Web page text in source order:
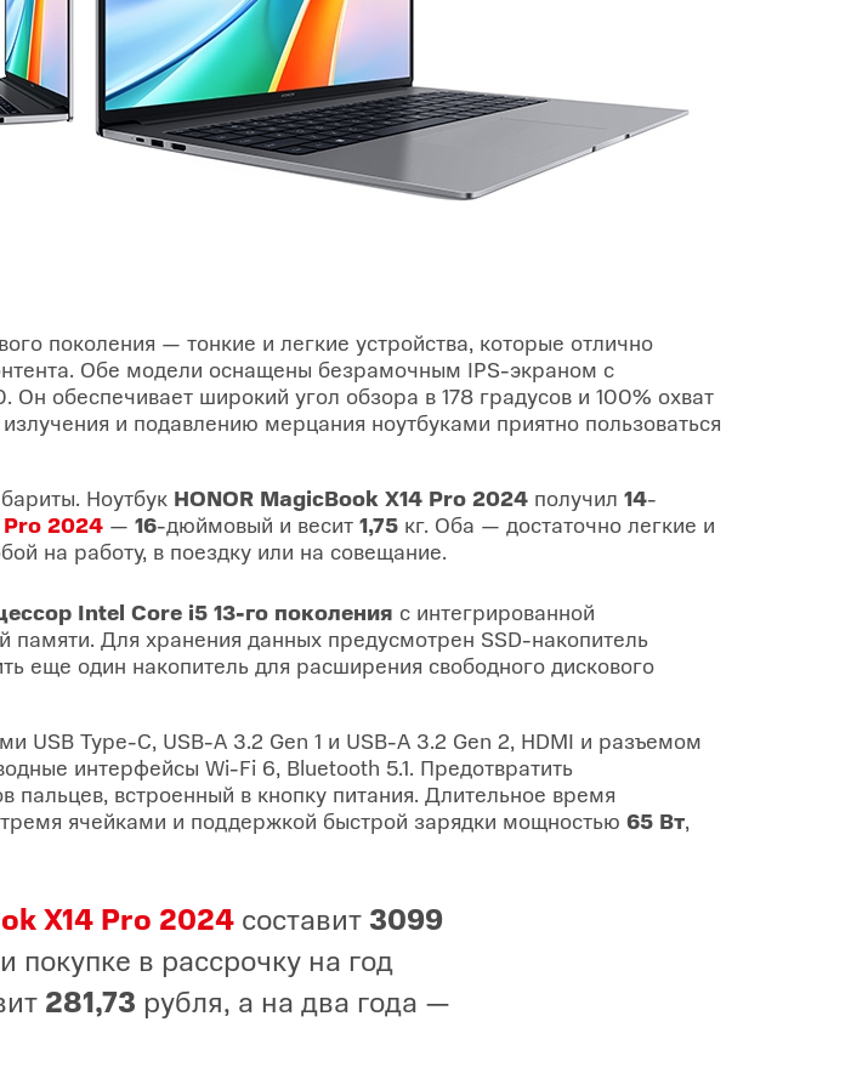
поколения — тонкие и легкие устройства, которые отлично
Обе модели оснащены безрамочным IPS-экраном c
обеспечивает широкий угол обзора в 178 градусов и 100% охват
и подавлению мерцания ноутбуками приятно пользоваться
Ноутбук HONOR MagicBook X14 Pro 2024 получил 14-
Pro 2024 — 16-дюймовый и весит 1,75 кг. Оба — достаточно легкие и
на работу, в поездку или на совещание.
Intel Core i5 13-го поколения с интегрированной
памяти. Для хранения данных предусмотрен SSD-накопитель
еще один накопитель для расширения свободного дискового
USB Type-C, USB-A 3.2 Gen 1 и USB-A 3.2 Gen 2, HDMI и разъемом
интерфейсы Wi-Fi 6, Bluetooth 5.1. Предотвратить
встроенный в кнопку питания. Длительное время
ячейками и поддержкой быстрой зарядки мощностью 65 Вт,
X14 Pro 2024 составит 3099
покупке в рассрочку на год
281,73 рубля, а на два года —